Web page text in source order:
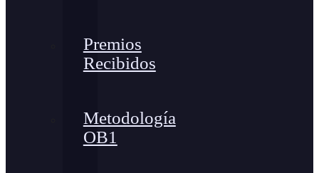
Premios
Recibidos
Metodología
OB1